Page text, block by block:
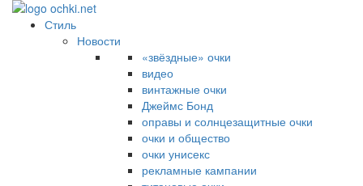
Стиль
Новости
«звёздные» очки
видео
винтажные очки
Джеймс Бонд
оправы и солнцезащитные очки
очки и общество
очки унисекс
рекламные кампании